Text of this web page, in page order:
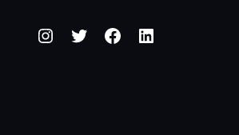
Instagram
TwitterFacebook
LinkedIn